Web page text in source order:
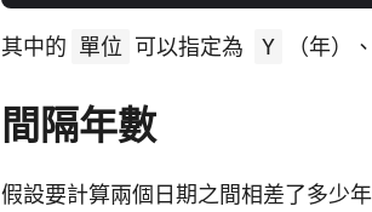
其中的 單位 可以指定為 Y （年）、
間隔年數
假設要計算兩個日期之間相差了多少